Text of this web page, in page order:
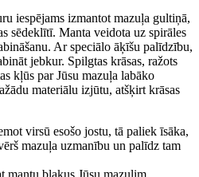
iespējams izmantot mazuļa gultiņā,
sēdeklītī. Manta veidota uz spirāles
Ar speciālo āķīšu palīdzību,
jebkur. Spilgtas krāsas, ražots
kļūs par Jūsu mazuļa labāko
materiālu izjūtu, atšķirt krāsas
virsū esošo jostu, tā paliek īsāka,
mazuļa uzmanību un palīdz tam
mantu blakus Jūsu mazulim.